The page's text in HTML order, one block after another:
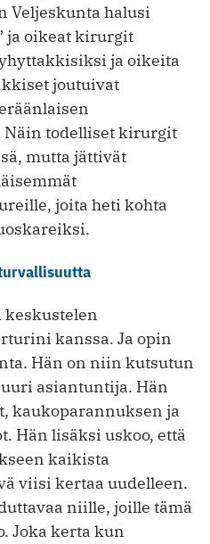
Veljeskunta halusi
ja oikeat kirurgit
ja oikeita
joutuivat
Näin todelliset kirurgit
mutta jättivät
joita heti kohta
keskustelen
kanssa. Ja opin
Hän on niin kutsutun
asiantuntija. Hän
kaukoparannuksen ja
Hän lisäksi uskoo, että
kaikista
viisi kertaa uudelleen.
niille, joille tämä
Joka kerta kun